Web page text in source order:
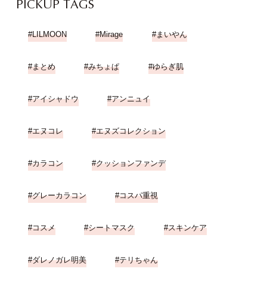
PICKUP TAGS
LILMOON Mirage まいやん
まとめ みちょぱ ゆらぎ肌
アイシャドウ アンニュイ
エヌコレ エヌズコレクション
カラコン クッションファンデ
グレーカラコン コスパ重視
コスメ シートマスク スキンケア
ダレノガレ明美 テリちゃん